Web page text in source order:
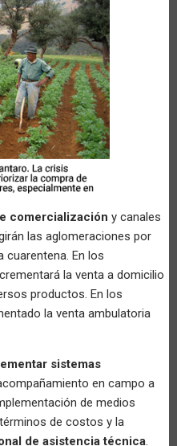
comercialización y canales
las aglomeraciones por
cuarentena. En los
la venta a domicilio
productos. En los
la venta ambulatoria
sistemas
en campo a
de medios
de costos y la
de asistencia técnica.